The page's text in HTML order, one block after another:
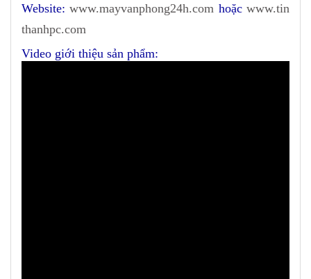
Website:www.mayvanphong24h.com hoặcwww.tin
thanhpc.com
Video giới thiệu sản phẩm: